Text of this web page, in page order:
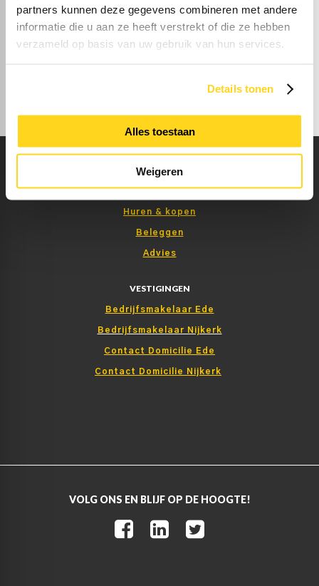
partners kunnen deze gegevens combineren met andere
informatie die u aan ze heeft verstrekt of die ze hebben
verzameld op basis van uw gebruik van hun services.
Details tonen
Alles toestaan
Weigeren
DIENSTEN
Verhuren & verkopen
Huren & kopen
Beleggen
Advies
VESTIGINGEN
Bedrijfsmakelaar Ede
Bedrijfsmakelaar Nijkerk
Contact Domicilie Ede
Contact Domicilie Nijkerk
VOLG ONS EN BLIJF OP DE HOOGTE!